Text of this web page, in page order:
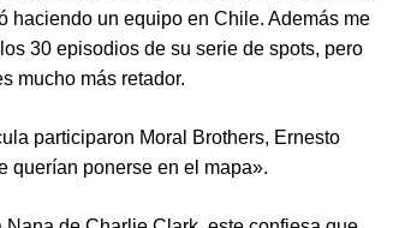
haciendo un equipo en Chile. Además me
30 episodios de su serie de spots, pero
mucho más retador.
participaron Moral Brothers, Ernesto
querían ponerse en el mapa».